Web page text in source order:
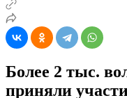
Более 2 тыс.
приняли